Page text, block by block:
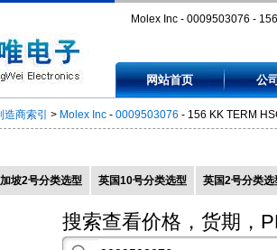
Molex Inc - 0009503076 -
0009503076
网站首页 公
造商索引 > Molex Inc - 0009503076 - 156 KK TERM
坡2号分类选型 英国10号分类选型 英国2号分类选
搜索查看价格，货期，